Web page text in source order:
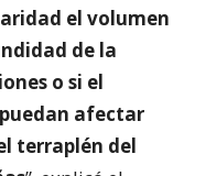
el volumen
de la
o si el
afectar
terraplén del